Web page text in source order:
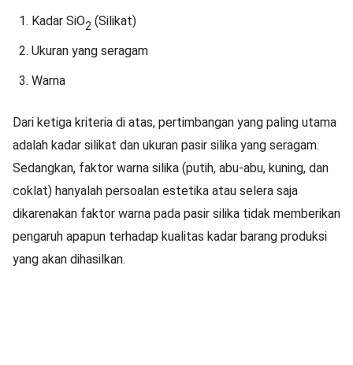
Kadar SiO2 (Silikat)
Ukuran yang seragam
Warna
Dari ketiga kriteria di atas, pertimbangan yang paling utama
adalah kadar silikat dan ukuran pasir silika yang seragam.
Sedangkan, faktor warna silika (putih, abu-abu, kuning, dan
coklat) hanyalah persoalan estetika atau selera saja
dikarenakan faktor warna pada pasir silika tidak memberikan
pengaruh apapun terhadap kualitas kadar barang produksi
yang akan dihasilkan.